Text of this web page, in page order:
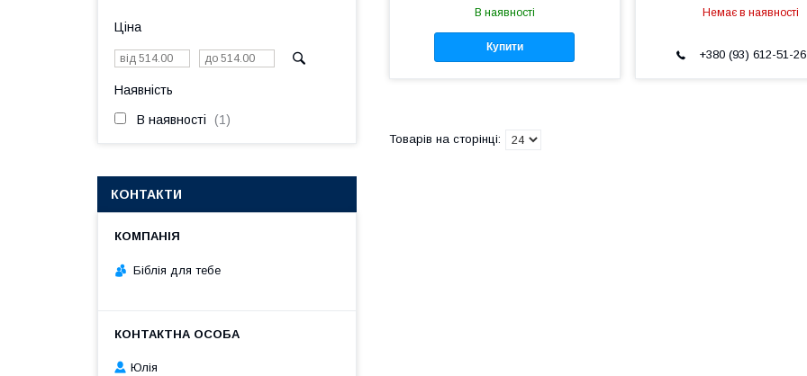
В наявності
Купити
Немає в наявності
+380 (93) 612-51-26
Ціна
Наявність
В наявності 1
КОНТАКТИ
Біблія для тебе
Юлія